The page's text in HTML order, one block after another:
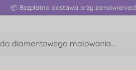
📦 Bezpłatna dostawa przy